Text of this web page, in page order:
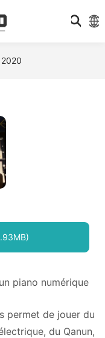
2020
piano numérique
permet de jouer du
du Qanun,